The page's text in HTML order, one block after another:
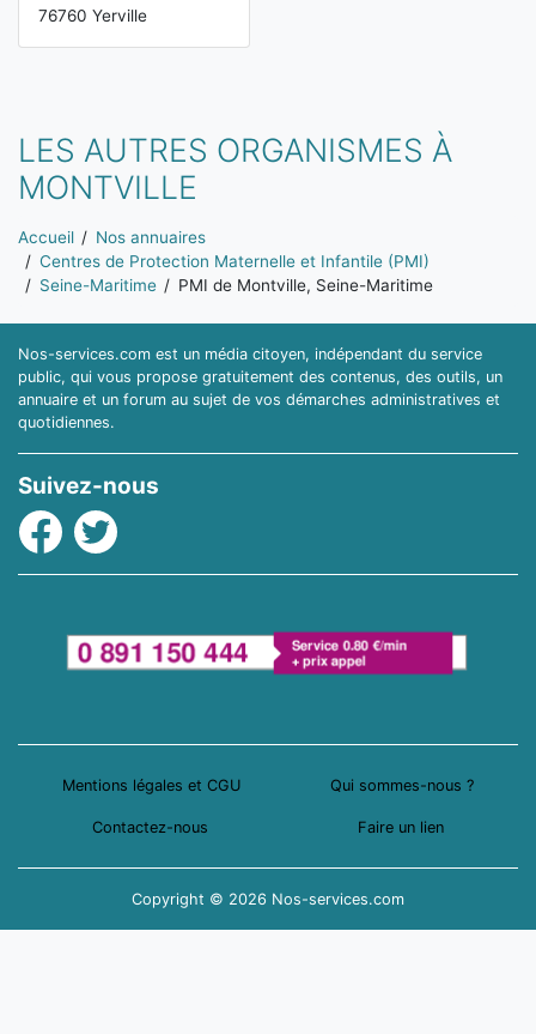
76760 Yerville
LES AUTRES ORGANISMES À
MONTVILLE
Vous êtes ici:
Accueil
Nos annuaires
Centres de Protection Maternelle et Infantile (PMI)
Seine-Maritime
PMI de Montville, Seine-Maritime
Nos-services.com est un média citoyen, indépendant du service
public, qui vous propose gratuitement des contenus, des outils, un
annuaire et un forum au sujet de vos démarches administratives et
quotidiennes.
Suivez-nous
Facebook
Twitter
Mentions légales et CGU Qui sommes-nous ?
Contactez-nous Faire un lien
Copyright © 2026 Nos-services.com